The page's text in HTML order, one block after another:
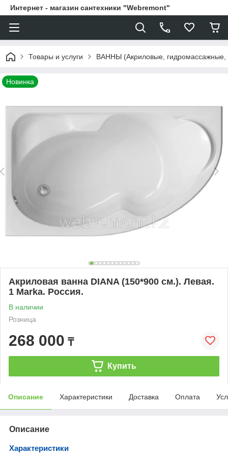
Интернет - магазин сантехники "Webremont"
Товары и услуги ВАННЫ (Акриловые,
Новинка
Акриловая ванна DIANA (150*900 см.). Левая.
1 Marka. Россия.
В наличии
Розница
268 000 ₸
Купить
Описание Характеристики Доставка Оплата
Описание
Характеристики